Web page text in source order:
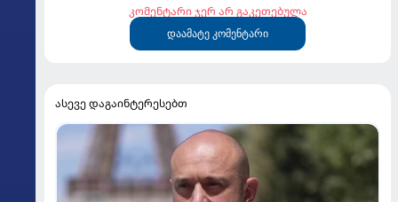
კომენტარი ჯერ არ გაკეთებულა
დაამატე კომენტარი
ასევე დაგაინტერესებთ